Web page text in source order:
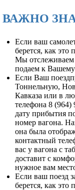
ВАЖНО
Если ваш
берется, как это
Мы отслеживаем
подаем к
Если Ваш
Тоннельную,
Кавказа или в
телефона 8 (964)
дату прибытия
номер вагона.
она была
контактный
вас у вагона с
доставит с
нужное вам
Если ваш поезд
берется, как это